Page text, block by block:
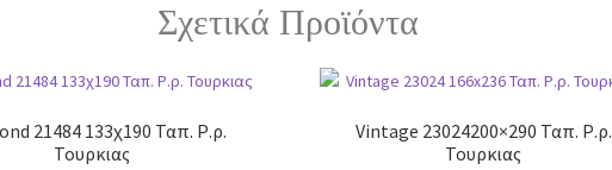
Σχετικά Προϊόντα
21484 133χ190 Ταπ. Ρ.ρ.
Τουρκιας
Vintage 23024200×290 Ταπ. Ρ.ρ.
Τουρκιας